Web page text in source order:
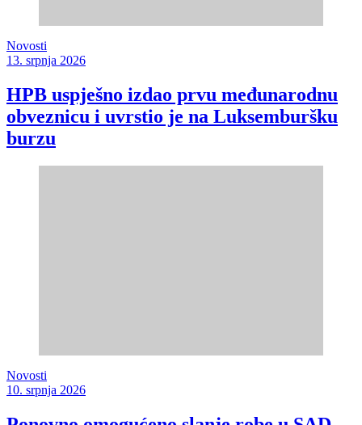
Novosti
13. srpnja 2026
HPB uspješno izdao prvu međunarodnu
obveznicu i uvrstio je na Luksemburšku
burzu
Novosti
10. srpnja 2026